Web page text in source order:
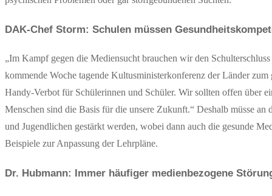
DAK-Chef Storm: Schulen müssen
„Im Kampf gegen die Mediensucht brauchen wir den
kommende Woche tagende Kultusministerkonferenz der Länder
Handy-Verbot für Schülerinnen und Schüler. Wir sollten offen über
Menschen sind die Basis für die unsere Zukunft.“ Deshalb müsse
und Jugendlichen gestärkt werden, wobei dann auch die gesunde
Beispiele zur Anpassung der Lehrpläne.
Dr. Hubmann: Immer häufiger medienbezogene